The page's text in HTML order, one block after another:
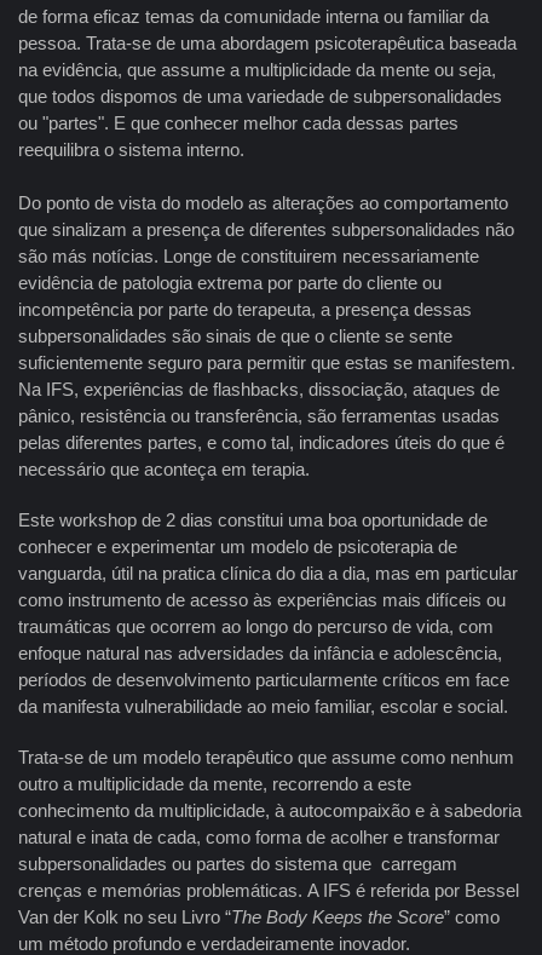
de forma eficaz temas da comunidade interna ou familiar da
pessoa. Trata-se de uma abordagem psicoterapêutica baseada
na evidência, que assume a multiplicidade da mente ou seja,
que todos dispomos de uma variedade de subpersonalidades
ou "partes". E que conhecer melhor cada dessas partes
reequilibra o sistema interno.
Do ponto de vista do modelo as alterações ao comportamento
que sinalizam a presença de diferentes subpersonalidades não
são más notícias. Longe de constituirem necessariamente
evidência de patologia extrema por parte do cliente ou
incompetência por parte do terapeuta, a presença dessas
subpersonalidades são sinais de que o cliente se sente
suficientemente seguro para permitir que estas se manifestem.
Na IFS, experiências de flashbacks, dissociação, ataques de
pânico, resistência ou transferência, são ferramentas usadas
pelas diferentes partes, e como tal, indicadores úteis do que é
necessário que aconteça em terapia.
Este workshop de 2 dias constitui uma boa oportunidade de
conhecer e experimentar um modelo de psicoterapia de
vanguarda, útil na pratica clínica do dia a dia, mas em particular
como instrumento de acesso às experiências mais difíceis ou
traumáticas que ocorrem ao longo do percurso de vida, com
enfoque natural nas adversidades da infância e adolescência,
períodos de desenvolvimento particularmente críticos em face
da manifesta vulnerabilidade ao meio familiar, escolar e social.
Trata-se de um modelo terapêutico que assume como nenhum
outro a multiplicidade da mente, recorrendo a este
conhecimento da multiplicidade, à autocompaixão e à sabedoria
natural e inata de cada, como forma de acolher e transformar
subpersonalidades ou partes do sistema que carregam
crenças e memórias problemáticas. A IFS é referida por Bessel
Van der Kolk no seu Livro “The Body Keeps the Score” como
um método profundo e verdadeiramente inovador.